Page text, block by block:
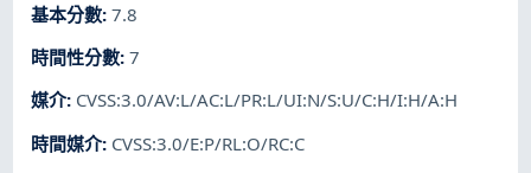
基本分數:7.8
時間性分數:7
媒介: CVSS:3.0/AV:L/AC:L/PR:L/UI:N/S:U/C:H/I:H/A:H
時間媒介: CVSS:3.0/E:P/RL:O/RC:C